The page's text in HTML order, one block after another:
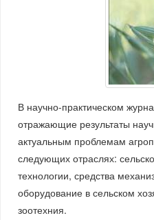
В научно-практическом
отражающие результаты
актуальным проблемам
следующих отраслях:
технологии, средства
оборудование в сельском
зоотехния.